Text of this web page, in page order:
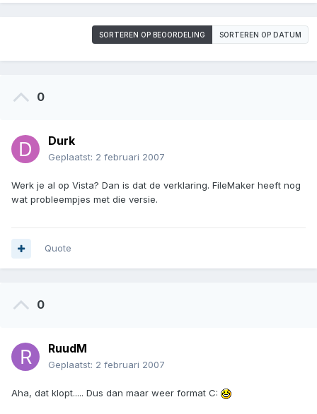
SORTEREN OP BEOORDELING SORTEREN OP DATUM
0
Durk
Geplaatst: 2 februari 2007
Werk je al op Vista? Dan is dat de verklaring. FileMaker heeft nog
wat probleempjes met die versie.
Quote
0
RuudM
Geplaatst: 2 februari 2007
Aha, dat klopt..... Dus dan maar weer format C: